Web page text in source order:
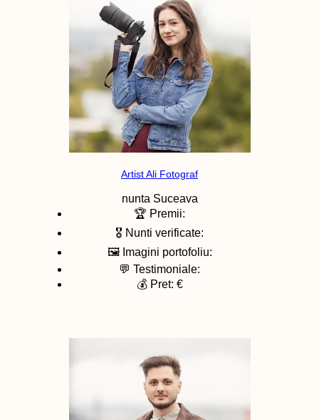
Artist Ali Fotograf
nunta Suceava
🏆 Premii:
🎖️ Nunti verificate:
🖼️ Imagini portofoliu:
💬 Testimoniale:
💰 Pret: €